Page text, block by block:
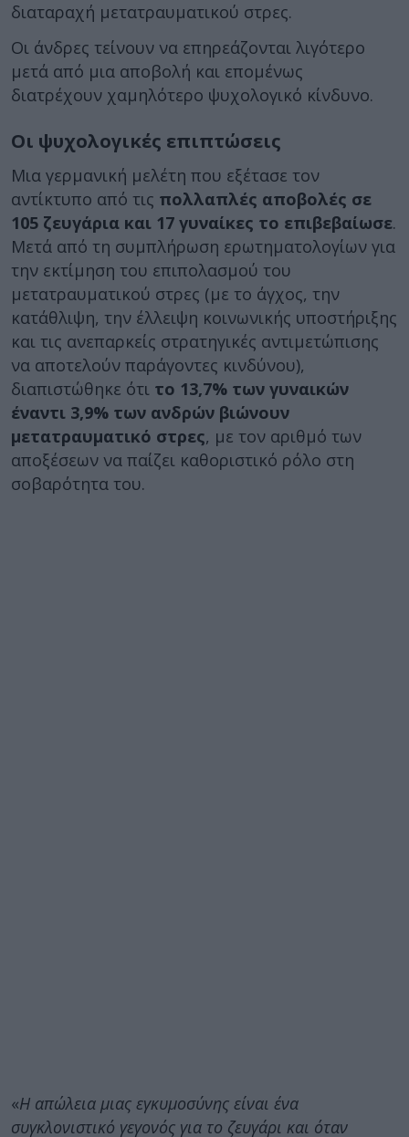
διαταραχή μετατραυματικού στρες.
Οι άνδρες τείνουν να επηρεάζονται λιγότερο
μετά από μια αποβολή και επομένως
διατρέχουν χαμηλότερο ψυχολογικό κίνδυνο.
Οι ψυχολογικές επιπτώσεις
Μια γερμανική μελέτη που εξέτασε τον
αντίκτυπο από τις πολλαπλές αποβολές σε
105 ζευγάρια και 17 γυναίκες το επιβεβαίωσε.
Μετά από τη συμπλήρωση ερωτηματολογίων για
την εκτίμηση του επιπολασμού του
μετατραυματικού στρες (με το άγχος, την
κατάθλιψη, την έλλειψη κοινωνικής υποστήριξης
και τις ανεπαρκείς στρατηγικές αντιμετώπισης
να αποτελούν παράγοντες κινδύνου),
διαπιστώθηκε ότι το 13,7% των γυναικών
έναντι 3,9% των ανδρών βιώνουν
μετατραυματικό στρες, με τον αριθμό των
αποξέσεων να παίζει καθοριστικό ρόλο στη
σοβαρότητα του.
«Η απώλεια μιας εγκυμοσύνης είναι ένα
συγκλονιστικό γεγονός για το ζευγάρι και όταν